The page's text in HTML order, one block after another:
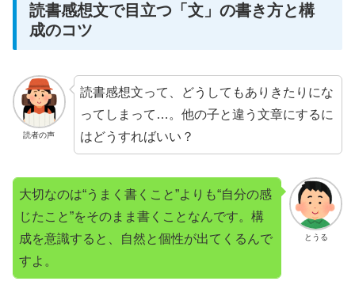
読書感想文で目立つ「文」の書き方と構
成のコツ
読者の声
読書感想文って、どうしてもありきたりにな
ってしまって…。他の子と違う文章にするに
はどうすればいい？
とうる
大切なのは“うまく書くこと”よりも“自分の感
じたこと”をそのまま書くことなんです。構
成を意識すると、自然と個性が出てくるんで
すよ。